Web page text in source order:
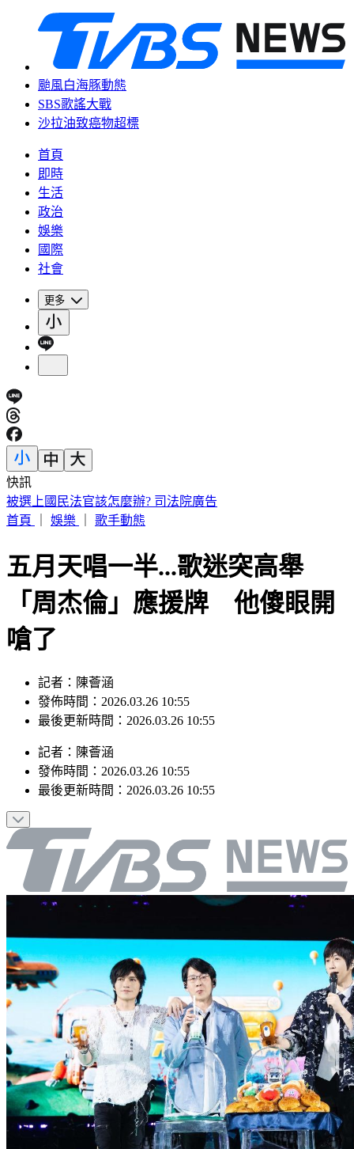
颱風白海豚動態
SBS歌謠大戰
沙拉油致癌物超標
首頁
即時
生活
政治
娛樂
國際
社會
更多
快訊
快訊／南港LaLaport施工鷹架坍塌 航空巨型裝置藝術直墜3
樓
五月天唱一半...歌迷突高舉
「周杰倫」應援牌 他傻眼開
嗆了
記者：陳薈涵
發佈時間：2026.03.26 10:55
記者：陳薈涵
發佈時間：2026.03.26 10:55